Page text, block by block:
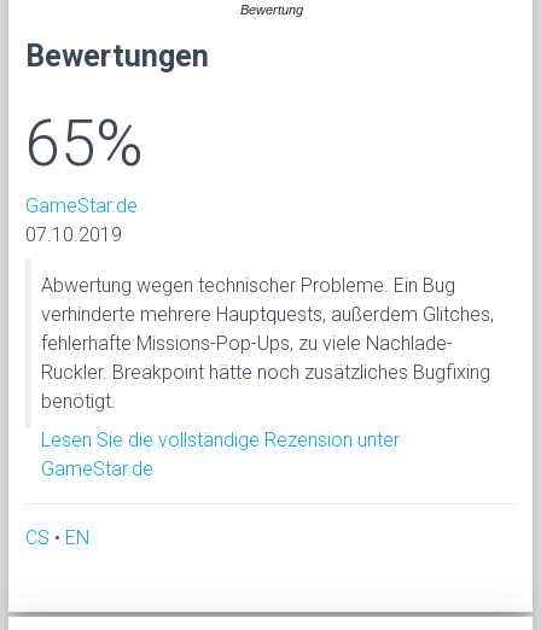
Bewertung
Bewertungen
65%
GameStar.de
07.10.2019
Abwertung wegen technischer Probleme. Ein Bug
verhinderte mehrere Hauptquests, außerdem Glitches,
fehlerhafte Missions-Pop-Ups, zu viele Nachlade-
Ruckler. Breakpoint hätte noch zusätzliches Bugfixing
benötigt.
Lesen Sie die vollständige Rezension unter
GameStar.de
CS • EN